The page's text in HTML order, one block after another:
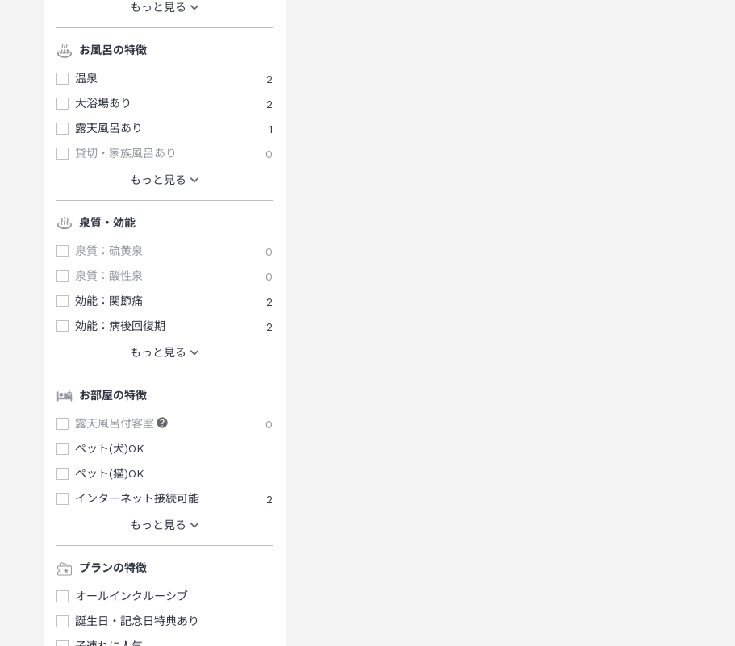
もっと見る
お風呂の特徴
温泉
2
大浴場あり
2
露天風呂あり
1
貸切・家族風呂あり
0
もっと見る
泉質・効能
泉質：硫黄泉
0
泉質：酸性泉
0
効能：関節痛
2
効能：病後回復期
2
もっと見る
お部屋の特徴
露天風呂付客室
0
ペット(犬)OK
ペット(猫)OK
インターネット接続可能
2
もっと見る
プランの特徴
オールインクルーシブ
誕生日・記念日特典あり